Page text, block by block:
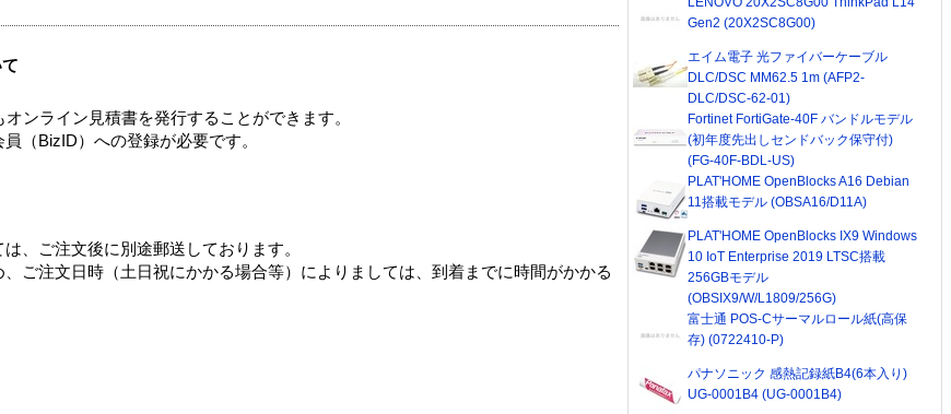
ンライン見積書を発行することができます。
（BizID）への登録が必要です。
、ご注文後に別途郵送しております。
ご注文日時（土日祝にかかる場合等）によりましては、到着までに時間がかかる
Gen2 (20X2SC8G00)
エイム電子 光ファイバーケーブル
DLC/DSC MM62.5 1m (AFP2-
DLC/DSC-62-01)
Fortinet FortiGate-40F バンドルモデル
(初年度先出しセンドバック保守付)
(FG-40F-BDL-US)
PLAT'HOME OpenBlocks A16 Debian
11搭載モデル (OBSA16/D11A)
PLAT'HOME OpenBlocks IX9 Windows
10 IoT Enterprise 2019 LTSC搭載
256GBモデル
(OBSIX9/W/L1809/256G)
富士通 POS-Cサーマルロール紙(高保
存) (0722410-P)
パナソニック 感熱記録紙B4(6本入り)
UG-0001B4 (UG-0001B4)